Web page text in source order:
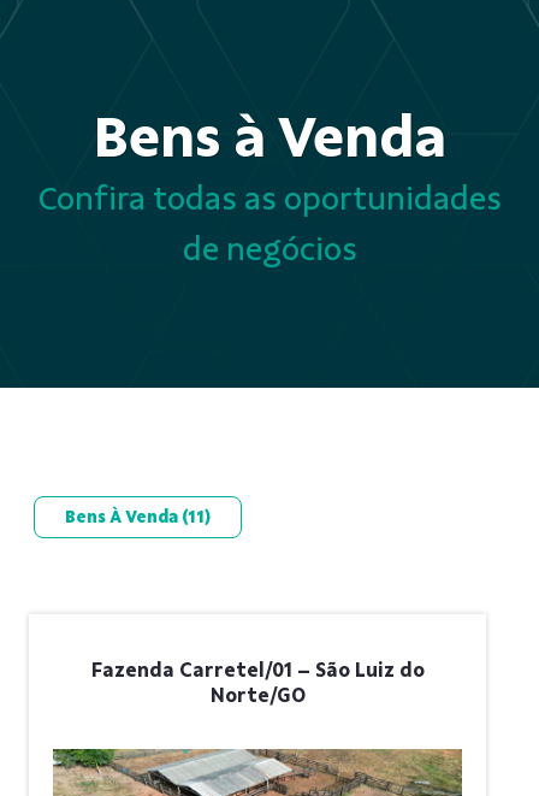
Bens à Venda
Confira todas as oportunidades
de negócios
Bens À Venda (11)
Fazenda Carretel/01 – São Luiz do
Norte/GO